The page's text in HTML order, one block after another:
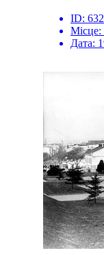
ID: 632
Місце:
Дата: